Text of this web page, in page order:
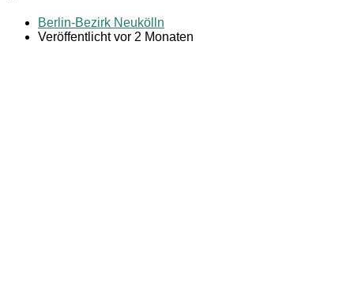
Berlin-Bezirk Neukölln
Veröffentlicht vor 2 Monaten